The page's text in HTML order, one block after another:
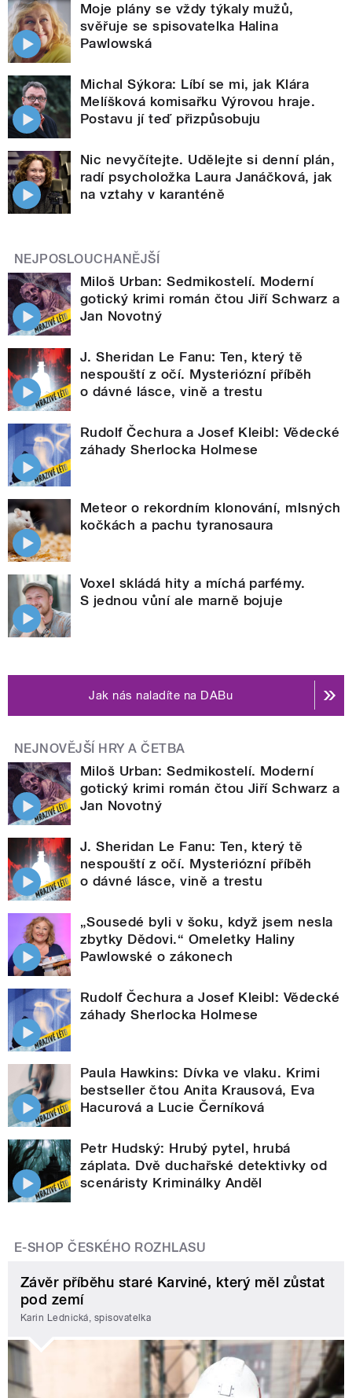
Moje plány se vždy týkaly mužů,
svěřuje se spisovatelka Halina
Pawlowská
Michal Sýkora: Líbí se mi, jak Klára
Melíšková komisařku Výrovou hraje.
Postavu jí teď přizpůsobuju
Nic nevyčítejte. Udělejte si denní plán,
radí psycholožka Laura Janáčková, jak
na vztahy v karanténě
NEJPOSLOUCHANĚJŠÍ
Miloš Urban: Sedmikostelí. Moderní
gotický krimi román čtou Jiří Schwarz a
Jan Novotný
J. Sheridan Le Fanu: Ten, který tě
nespouští z očí. Mysteriózní příběh
o dávné lásce, vině a trestu
Rudolf Čechura a Josef Kleibl: Vědecké
záhady Sherlocka Holmese
Meteor o rekordním klonování, mlsných
kočkách a pachu tyranosaura
Voxel skládá hity a míchá parfémy.
S jednou vůní ale marně bojuje
Jak nás naladíte na DABu
NEJNOVĚJŠÍ HRY A ČETBA
Miloš Urban: Sedmikostelí. Moderní
gotický krimi román čtou Jiří Schwarz a
Jan Novotný
J. Sheridan Le Fanu: Ten, který tě
nespouští z očí. Mysteriózní příběh
o dávné lásce, vině a trestu
„Sousedé byli v šoku, když jsem nesla
zbytky Dědovi.“ Omeletky Haliny
Pawlowské o zákonech
Rudolf Čechura a Josef Kleibl: Vědecké
záhady Sherlocka Holmese
Paula Hawkins: Dívka ve vlaku. Krimi
bestseller čtou Anita Krausová, Eva
Hacurová a Lucie Černíková
Petr Hudský: Hrubý pytel, hrubá
záplata. Dvě duchařské detektivky od
scenáristy Kriminálky Anděl
E-SHOP ČESKÉHO ROZHLASU
Závěr příběhu staré Karviné, který měl zůstat
pod zemí
Karin Lednická, spisovatelka